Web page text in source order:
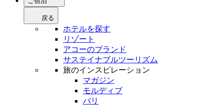
戻る
ホテルを探す
リゾート
アコーのブランド
サステイナブルツーリズム
旅のインスピレーション
マガジン
モルディブ
バリ